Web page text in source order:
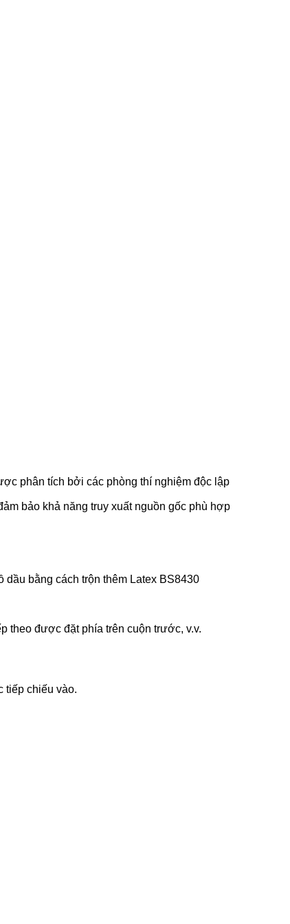
phân tích bởi các phòng thí nghiệm độc lập
bảo khả năng truy xuất nguồn gốc phù hợp
bằng cách trộn thêm Latex BS8430
theo được đặt phía trên cuộn trước, v.v.
tiếp chiếu vào.